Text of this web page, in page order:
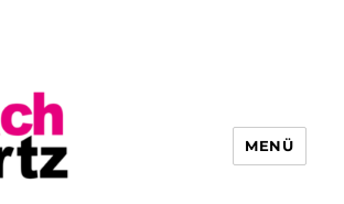
MENÜ